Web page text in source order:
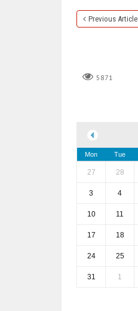
Previous Article
5871
Mon Tue
27 28
3 4
10 11
17 18
24 25
31 1